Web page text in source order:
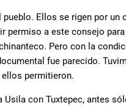
Ellos se rigen por
permiso a este consejo
Pero con la
fue parecido.
permitieron.
con Tuxtepec, antes